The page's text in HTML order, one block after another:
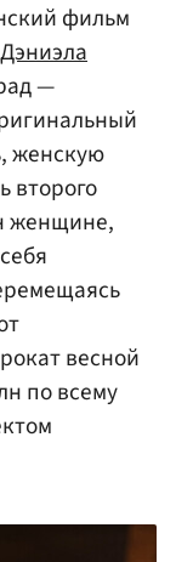
фильм
Дэниэла
—
женскую
второго
женщине,
весной
по всему